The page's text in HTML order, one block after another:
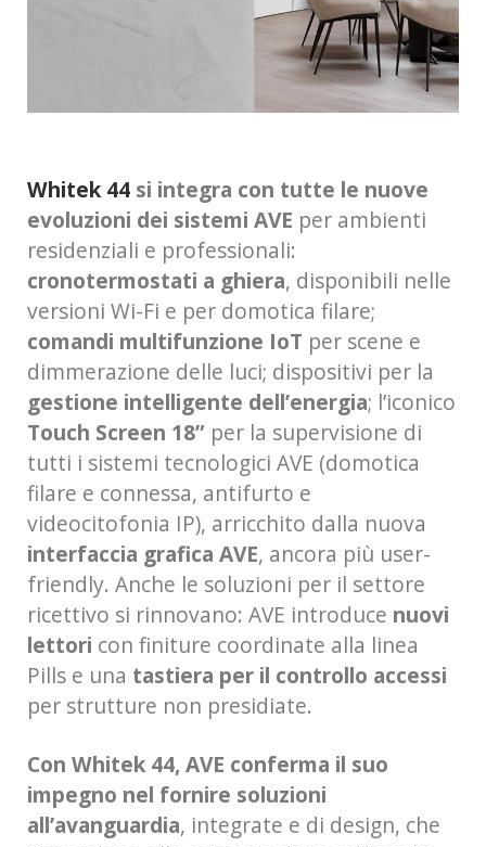
Whitek 44 si integra con tutte le nuove
evoluzioni dei sistemi AVE per ambienti
residenziali e professionali:
cronotermostati a ghiera, disponibili nelle
versioni Wi-Fi e per domotica filare;
comandi multifunzione IoT per scene e
dimmerazione delle luci; dispositivi per la
gestione intelligente dell’energia; l’iconico
Touch Screen 18” per la supervisione di
tutti i sistemi tecnologici AVE (domotica
filare e connessa, antifurto e
videocitofonia IP), arricchito dalla nuova
interfaccia grafica AVE, ancora più user-
friendly. Anche le soluzioni per il settore
ricettivo si rinnovano: AVE introduce nuovi
lettori con finiture coordinate alla linea
Pills e una tastiera per il controllo accessi
per strutture non presidiate.
Con Whitek 44, AVE conferma il suo
impegno nel fornire soluzioni
all’avanguardia, integrate e di design, che